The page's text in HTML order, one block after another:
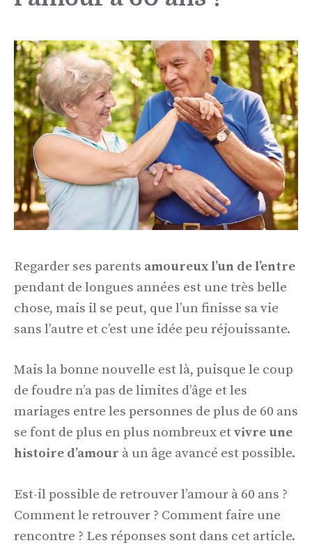
Regarder ses parents amoureux l’un de l’entre
pendant de longues années est une très belle
chose, mais il se peut, que l’un finisse sa vie
sans l’autre et c’est une idée peu réjouissante.
Mais la bonne nouvelle est là, puisque le coup
de foudre n’a pas de limites d’âge et les
mariages entre les personnes de plus de 60 ans
se font de plus en plus nombreux etvivre une
histoire d’amour à un âge avancé est possible.
Est-il possible de retrouver l’amour à 60 ans ?
Comment le retrouver ? Comment faire une
rencontre ? Les réponses sont dans cet article.